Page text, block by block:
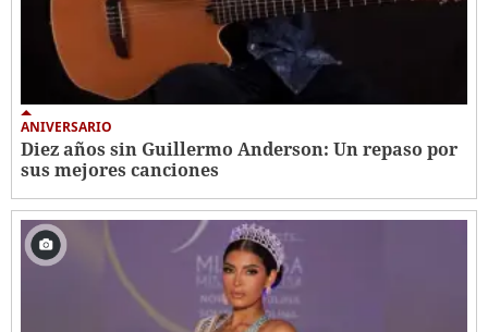
ANIVERSARIO
Diez años sin Guillermo Anderson: Un repaso por
sus mejores canciones